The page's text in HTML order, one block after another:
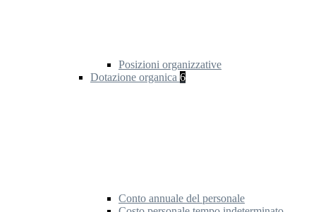
Posizioni organizzative
Dotazione organica 6
Conto annuale del personale